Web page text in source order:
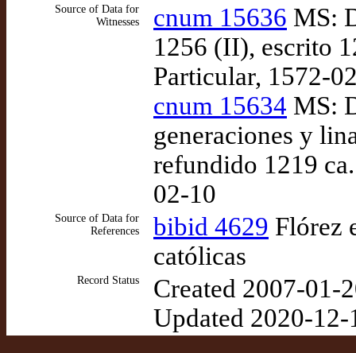
Source of Data for
Witnesses
cnum 15636 MS:
1256 (II), escrito
Particular, 1572-
cnum 15634 MS:
generaciones y
refundido 1219
02-10
Source of Data for
References
bibid 4629 Flórez
católicas
Record Status
Created 2007-01-
Updated 2020-12-